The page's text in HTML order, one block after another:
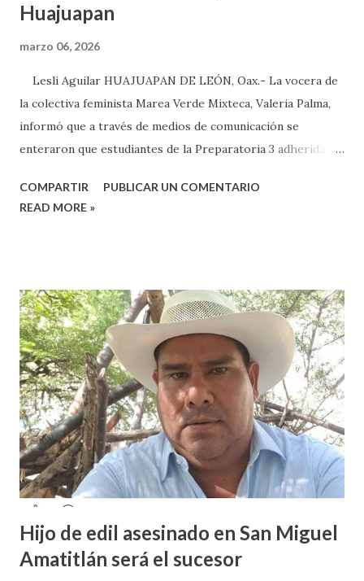
Huajuapan
marzo 06, 2026
Lesli Aguilar HUAJUAPAN DE LEÓN, Oax.- La vocera de
la colectiva feminista Marea Verde Mixteca, Valeria Palma,
informó que a través de medios de comunicación se
enteraron que estudiantes de la Preparatoria 3 adherida a
colocado un tendedero de denuncias por el tema de acoso
la colectiva acudieron a la Prepa 3 a recibir las denuncias de
acosos sexual por parte de sus profesores sin que las
autoridades educativas hicieran nada. Valeria Palma informó
que durante los 5 años que llevan realizando la marcha
feminista la Escuela Preparatoria 3 es una de las escuelas
que más denuncias recibe por tema de acosos sexual, por lo
que decidieron acudir a la institución y acuerpar a las e...
COMPARTIR
PUBLICAR UN COMENTARIO
READ MORE »
Hijo de edil asesinado en San Miguel
Amatitlán será el sucesor